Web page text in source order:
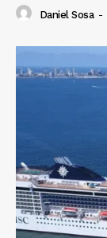
Daniel Sosa -